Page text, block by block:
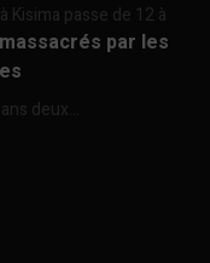
Kisima passe de 12 à
par les
deux...